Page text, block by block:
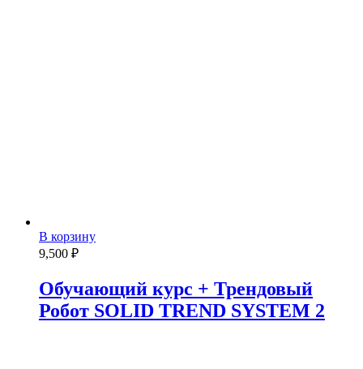
В корзину
9,500 ₽
Обучающий курс + Трендовый
Робот SOLID TREND SYSTEM 2